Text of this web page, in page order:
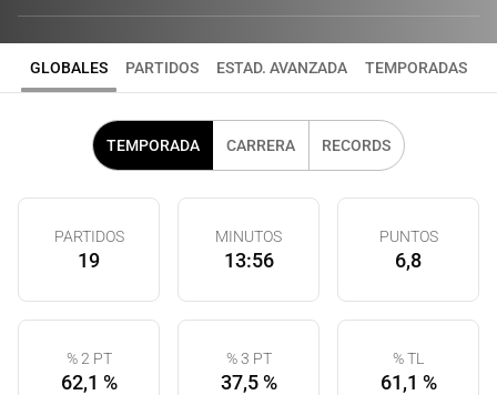
GLOBALES PARTIDOS ESTAD. AVANZADA TEMPORADAS
TEMPORADA CARRERA RECORDS
PARTIDOS
19
MINUTOS
13:56
PUNTOS
6,8
% 2 PT
62,1 %
% 3 PT
37,5 %
% TL
61,1 %